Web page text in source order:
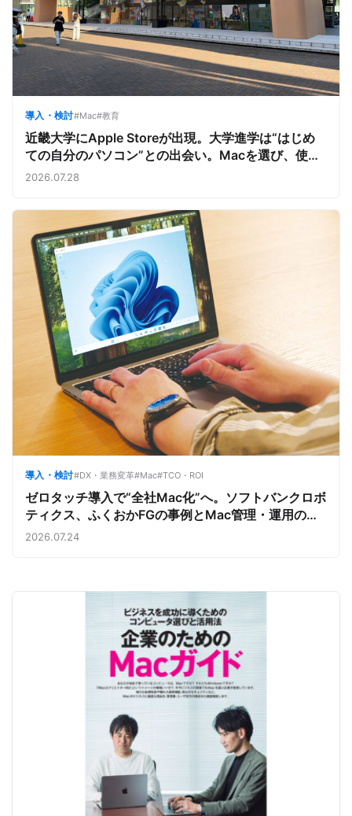
導入・検討#Mac#教育
近畿大学にApple Storeが出現。大学進学は“はじめ
ての自分のパソコン”との出会い。Macを選び、使う
魅力と楽しさを、夏のオープンキャンパスでアピール
2026.07.28
導入・検討#DX・業務変革#Mac#TCO・ROI
ゼロタッチ導入で“全社Mac化”へ。ソフトバンクロボ
ティクス、ふくおかFGの事例とMac管理・運用の強
み【今週のAppleビジネストレンド】
2026.07.24